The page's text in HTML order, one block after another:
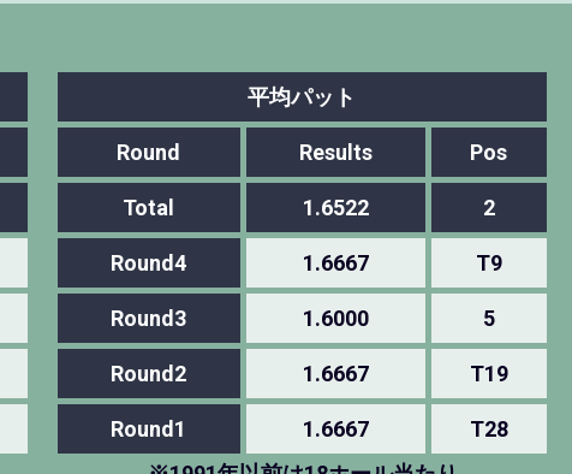
平均パット
Round Results Pos
Total 1.6522 2
Round4 1.6667 T9
Round3 1.6000 5
Round2 1.6667 T19
Round1 1.6667
T28